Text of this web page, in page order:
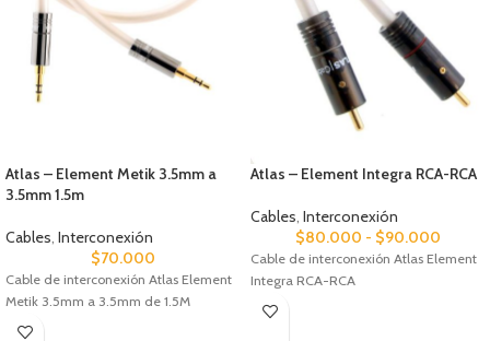
Atlas – Element Metik 3.5mm a
3.5mm 1.5m
Cables, Interconexión
$70.000
Cable de interconexión Atlas Element
Metik 3.5mm a 3.5mm de 1.5M
Atlas – Element Integra RCA-RCA
Cables, Interconexión
$80.000 - $90.000
Cable de interconexión Atlas Element
Integra RCA-RCA